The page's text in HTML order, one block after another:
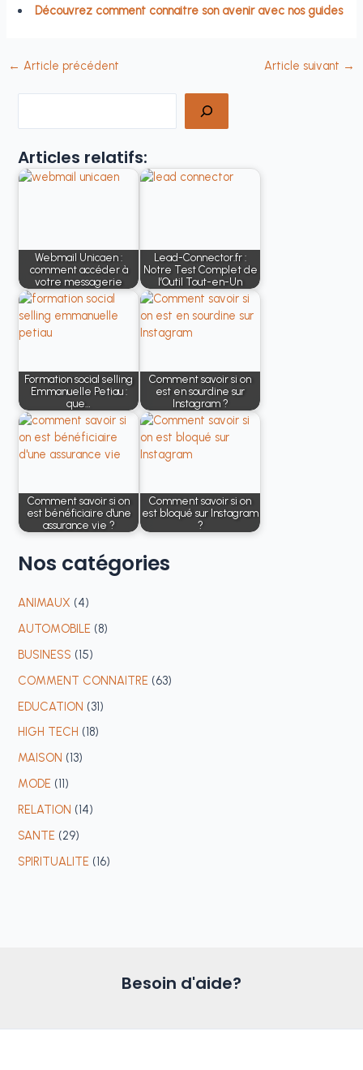
Découvrez comment connaitre son avenir avec nos guides
← Article précédent Article suivant →
Articles relatifs:
Webmail Unicaen :
comment accéder à
votre messagerie
Lead-Connector.fr :
Notre Test Complet de
l’Outil Tout-en-Un
Formation social selling
Emmanuelle Petiau :
que…
Comment savoir si on
est en sourdine sur
Instagram ?
Comment savoir si on
est bénéficiaire d'une
assurance vie ?
Comment savoir si on
est bloqué sur Instagram
?
Nos catégories
ANIMAUX (4)
AUTOMOBILE (8)
BUSINESS (15)
COMMENT CONNAITRE (63)
EDUCATION (31)
HIGH TECH (18)
MAISON (13)
MODE (11)
RELATION (14)
SANTE (29)
SPIRITUALITE (16)
Besoin d'aide?